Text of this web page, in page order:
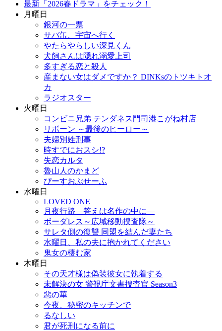
最新「2026春ドラマ」をチェック！
月曜日
銀河の一票
サバ缶、宇宙へ行く
やたらやらしい深見くん
犬飼さんは隠れ溺愛上司
多すぎる恋と殺人
産まない女はダメですか？ DINKsのトツキトオ
カ
ラジオスター
火曜日
コンビニ兄弟 テンダネス門司港こがね村店
リボーン ～最後のヒーロー～
夫婦別姓刑事
時すでにおスシ!?
失恋カルタ
魯山人のかまど
ぴーすおぶせーふ
水曜日
LOVED ONE
月夜行路―答えは名作の中に―
ボーダレス～広域移動捜査隊～
サレタ側の復讐 同盟を結んだ妻たち
水曜日、私の夫に抱かれてください
鬼女の棲む家
木曜日
その天才様は偽装彼女に執着する
未解決の女 警視庁文書捜査官 Season3
惡の華
今夜、秘密のキッチンで
るなしい
君が死刑になる前に